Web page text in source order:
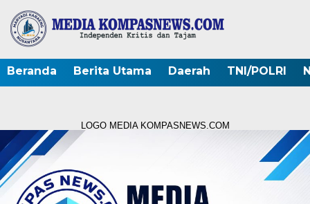
Beranda Berita Utama Daerah TNI/POLRI
LOGO MEDIA KOMPASNEWS.COM